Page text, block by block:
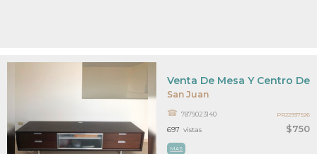
San Juan
$750
Venta De Mesa Y Centro
7879023140
MAS
697 vistas
PR22937526